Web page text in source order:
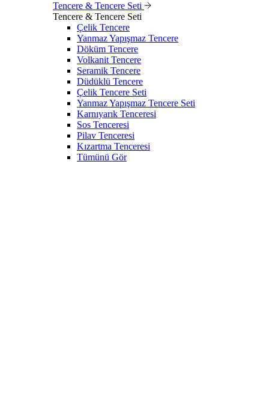
Tencere & Tencere Seti
Tencere & Tencere Seti
Çelik Tencere
Yanmaz Yapışmaz Tencere
Döküm Tencere
Volkanit Tencere
Seramik Tencere
Düdüklü Tencere
Çelik Tencere Seti
Yanmaz Yapışmaz Tencere Seti
Karnıyarık Tenceresi
Sos Tenceresi
Pilav Tenceresi
Kızartma Tenceresi
Tümünü Gör